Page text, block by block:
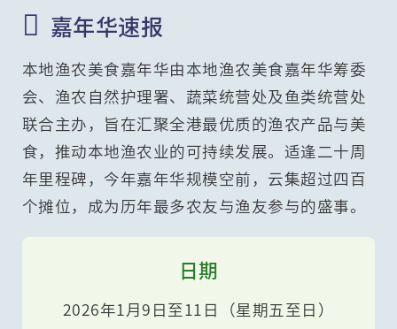
 嘉年华速报
本地渔农美食嘉年华由本地渔农美食嘉年华筹委
会、渔农自然护理署、蔬菜统营处及鱼类统营处
联合主办，旨在汇聚全港最优质的渔农产品与美
食，推动本地渔农业的可持续发展。适逢二十周
年里程碑，今年嘉年华规模空前，云集超过四百
个摊位，成为历年最多农友与渔友参与的盛事。
日期
2026年1月9日至11日（星期五至日）